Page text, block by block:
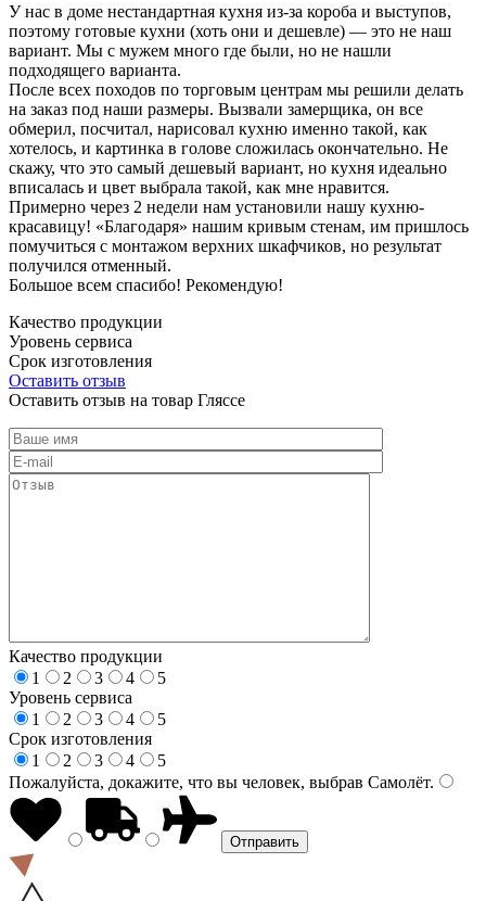
У нас в доме нестандартная кухня из-за короба и выступов,
поэтому готовые кухни (хоть они и дешевле) — это не наш
вариант. Мы с мужем много где были, но не нашли
подходящего варианта.
После всех походов по торговым центрам мы решили делать
на заказ под наши размеры. Вызвали замерщика, он все
обмерил, посчитал, нарисовал кухню именно такой, как
хотелось, и картинка в голове сложилась окончательно. Не
скажу, что это самый дешевый вариант, но кухня идеально
вписалась и цвет выбрала такой, как мне нравится.
Примерно через 2 недели нам установили нашу кухню-
красавицу! «Благодаря» нашим кривым стенам, им пришлось
помучиться с монтажом верхних шкафчиков, но результат
получился отменный.
Большое всем спасибо! Рекомендую!
Качество продукции
Уровень сервиса
Срок изготовления
Оставить отзыв
Оставить отзыв на товар Гляссе
Качество продукции
1
2 3 4
5
Уровень сервиса
1
2 3 4
5
Срок изготовления
1
2 3 4
5
Пожалуйста, докажите, что вы человек, выбрав Самолёт.